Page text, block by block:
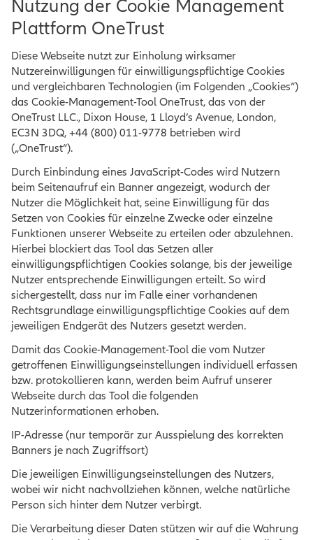
Nutzung der Cookie Management
Plattform OneTrust
Diese Webseite nutzt zur Einholung wirksamer
Nutzereinwilligungen für einwilligungspflichtige Cookies
und vergleichbaren Technologien (im Folgenden „Cookies“)
das Cookie-Management-Tool OneTrust, das von der
OneTrust LLC., Dixon House, 1 Lloyd’s Avenue, London,
EC3N 3DQ, +44 (800) 011-9778 betrieben wird
(„OneTrust“).
Durch Einbindung eines JavaScript-Codes wird Nutzern
beim Seitenaufruf ein Banner angezeigt, wodurch der
Nutzer die Möglichkeit hat, seine Einwilligung für das
Setzen von Cookies für einzelne Zwecke oder einzelne
Funktionen unserer Webseite zu erteilen oder abzulehnen.
Hierbei blockiert das Tool das Setzen aller
einwilligungspflichtigen Cookies solange, bis der jeweilige
Nutzer entsprechende Einwilligungen erteilt. So wird
sichergestellt, dass nur im Falle einer vorhandenen
Rechtsgrundlage einwilligungspflichtige Cookies auf dem
jeweiligen Endgerät des Nutzers gesetzt werden.
Damit das Cookie-Management-Tool die vom Nutzer
getroffenen Einwilligungseinstellungen individuell erfassen
bzw. protokollieren kann, werden beim Aufruf unserer
Webseite durch das Tool die folgenden
Nutzerinformationen erhoben.
IP-Adresse (nur temporär zur Ausspielung des korrekten
Banners je nach Zugriffsort)
Die jeweiligen Einwilligungseinstellungen des Nutzers,
wobei wir nicht nachvollziehen können, welche natürliche
Person sich hinter dem Nutzer verbirgt.
Die Verarbeitung dieser Daten stützen wir auf die Wahrung